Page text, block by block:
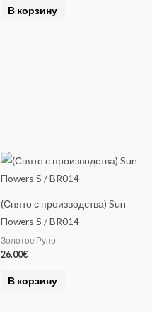
В корзину
(Снято с производства) Sun
Flowers S / BR014
Золотое Руно
26.00€
В корзину